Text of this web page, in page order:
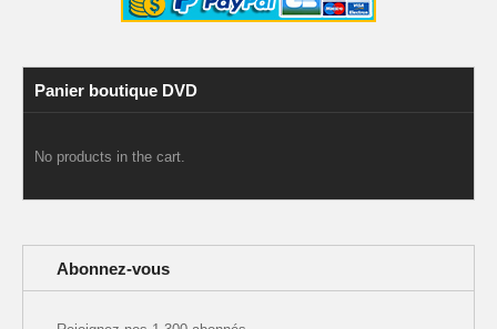
Panier boutique DVD
No products in the cart.
Abonnez-vous